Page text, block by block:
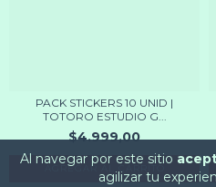
Al navegar por este sitio
agilizar tu
PACK STICKERS 10 UNID |
TOTORO ESTUDIO G...
$4.999,00